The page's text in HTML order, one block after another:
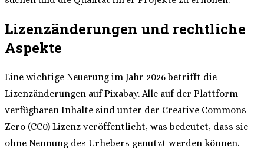
Lizenzänderungen und rechtliche
Aspekte
Eine wichtige Neuerung im Jahr 2026 betrifft die
Lizenzänderungen auf Pixabay. Alle auf der Plattform
verfügbaren Inhalte sind unter der Creative Commons
Zero (CC0) Lizenz veröffentlicht, was bedeutet, dass sie
ohne Nennung des Urhebers genutzt werden können.